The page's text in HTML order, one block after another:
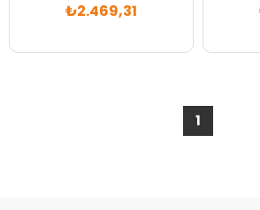
₺2.469,31
1